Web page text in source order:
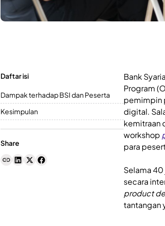
Daftar isi
Dampak terhadap BSI dan Peserta
Kesimpulan
Share
Bank
Program
pemimpin
digital.
kemitraan
workshop
para
Selama
secara
product
tantangan